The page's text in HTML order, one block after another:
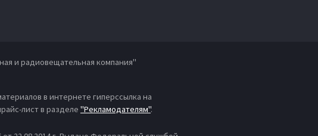
и радиовещательная компания"
в интернете гиперссылка на
лист в разделе "Рекламодателям".